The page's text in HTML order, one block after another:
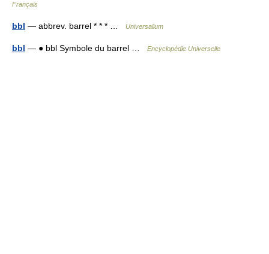
Français
bbl — abbrev. barrel * * * … Universalium
bbl — ● bbl Symbole du barrel … Encyclopédie Universelle